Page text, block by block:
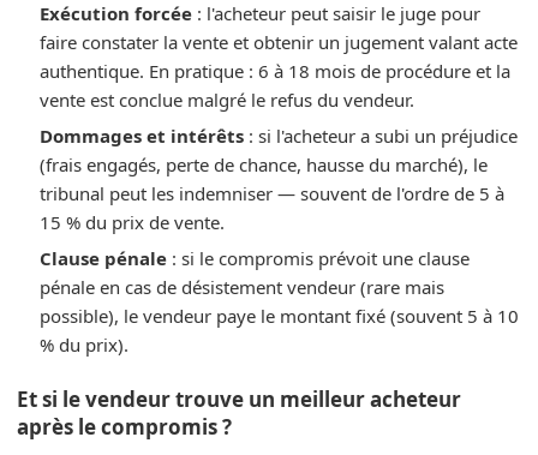
Exécution forcée: l'acheteur peut saisir le juge pour
faire constater la vente et obtenir un jugement valant acte
authentique. En pratique : 6 à 18 mois de procédure et la
vente est conclue malgré le refus du vendeur.
Dommages et intérêts: si l'acheteur a subi un préjudice
(frais engagés, perte de chance, hausse du marché), le
tribunal peut les indemniser — souvent de l'ordre de 5 à
15 % du prix de vente.
Clause pénale: si le compromis prévoit une clause
pénale en cas de désistement vendeur (rare mais
possible), le vendeur paye le montant fixé (souvent 5 à 10
% du prix).
Et si le vendeur trouve un meilleur acheteur
après le compromis ?